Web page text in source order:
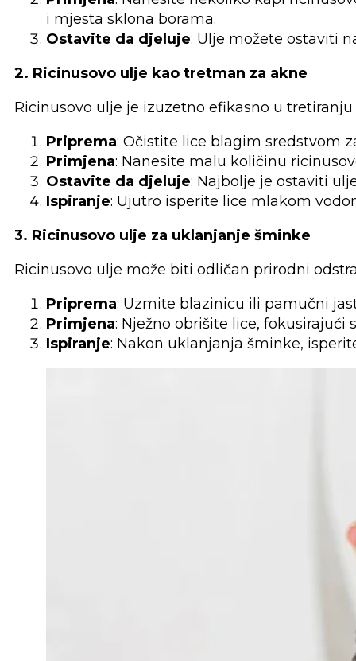
i mjesta sklona borama.
Ostavite da djeluje: Ulje možete ostaviti
2. Ricinusovo ulje kao tretman za akne
Ricinusovo ulje je izuzetno efikasno u
Priprema: Očistite lice blagim sredstvom
Primjena: Nanesite malu količinu
Ostavite da djeluje: Najbolje je ostaviti
Ispiranje: Ujutro isperite lice mlakom
3. Ricinusovo ulje za uklanjanje šminke
Ricinusovo ulje može biti odličan prirodni
Priprema: Uzmite blazinicu ili pamučni
Primjena: Nježno obrišite lice, fokusirajući
Ispiranje: Nakon uklanjanja šminke,